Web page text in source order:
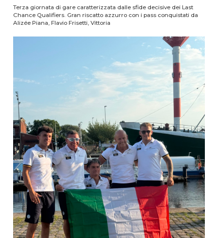
Terza giornata di gare caratterizzata dalle sfide decisive dei Last
Chance Qualifiers. Gran riscatto azzurro con i pass conquistati da
Alizée Piana, Flavio Frisetti, Vittoria